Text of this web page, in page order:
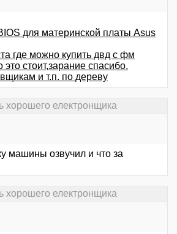
для материнской платы Аsus
где можно купить двд с фм
стоит,зарание спасибо.
и т.п. по дереву
електронщика
машины озвучил и что за
електронщика